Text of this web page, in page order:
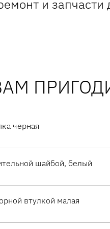
и запчасти
черная
шайбой, белый
втулкой малая